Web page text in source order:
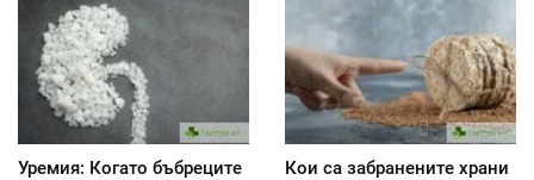
Уремия: Когато бъбреците
Кои са забранените храни